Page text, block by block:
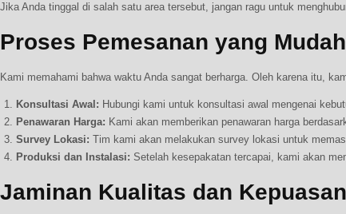
Jika Anda tinggal di salah satu area tersebut, jangan ragu untuk
Proses Pemesanan yang
Kami memahami bahwa waktu Anda sangat berharga. Oleh karena itu,
Konsultasi Awal: Hubungi kami untuk konsultasi awal mengenai
Penawaran Harga: Kami akan memberikan penawaran harga
Survey Lokasi: Tim kami akan melakukan survey lokasi untuk
Produksi dan Instalasi: Setelah kesepakatan tercapai, kami akan
Jaminan Kualitas dan